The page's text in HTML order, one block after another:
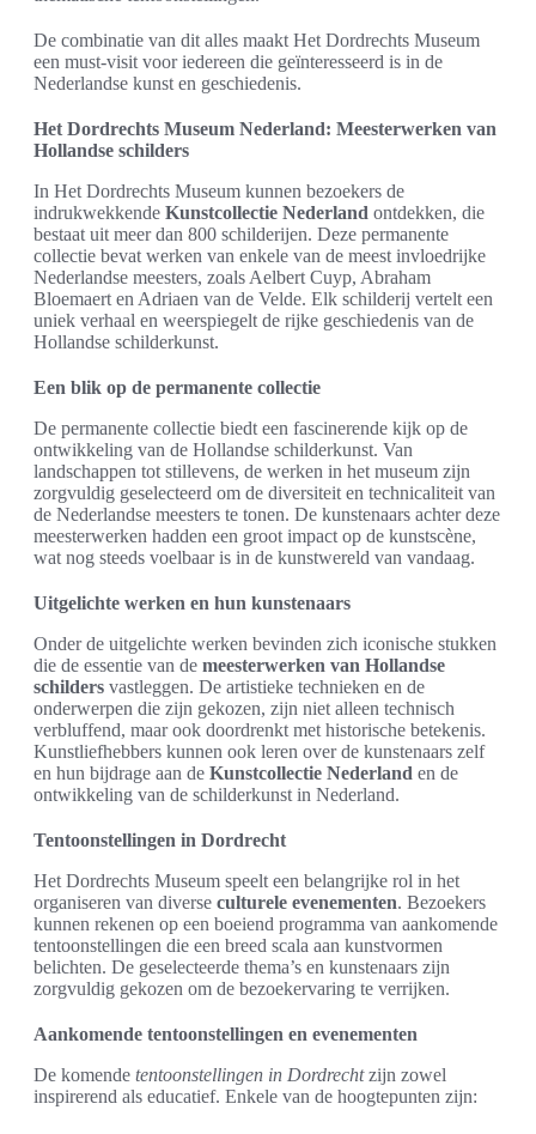
De combinatie van dit alles maakt Het Dordrechts Museum
een must-visit voor iedereen die geïnteresseerd is in de
Nederlandse kunst en geschiedenis.
Het Dordrechts Museum Nederland: Meesterwerken van
Hollandse schilders
In Het Dordrechts Museum kunnen bezoekers de
indrukwekkende Kunstcollectie Nederland ontdekken, die
bestaat uit meer dan 800 schilderijen. Deze permanente
collectie bevat werken van enkele van de meest invloedrijke
Nederlandse meesters, zoals Aelbert Cuyp, Abraham
Bloemaert en Adriaen van de Velde. Elk schilderij vertelt een
uniek verhaal en weerspiegelt de rijke geschiedenis van de
Hollandse schilderkunst.
Een blik op de permanente collectie
De permanente collectie biedt een fascinerende kijk op de
ontwikkeling van de Hollandse schilderkunst. Van
landschappen tot stillevens, de werken in het museum zijn
zorgvuldig geselecteerd om de diversiteit en technicaliteit van
de Nederlandse meesters te tonen. De kunstenaars achter deze
meesterwerken hadden een groot impact op de kunstscène,
wat nog steeds voelbaar is in de kunstwereld van vandaag.
Uitgelichte werken en hun kunstenaars
Onder de uitgelichte werken bevinden zich iconische stukken
die de essentie van de meesterwerken van Hollandse
schilders vastleggen. De artistieke technieken en de
onderwerpen die zijn gekozen, zijn niet alleen technisch
verbluffend, maar ook doordrenkt met historische betekenis.
Kunstliefhebbers kunnen ook leren over de kunstenaars zelf
en hun bijdrage aan de Kunstcollectie Nederland en de
ontwikkeling van de schilderkunst in Nederland.
Tentoonstellingen in Dordrecht
Het Dordrechts Museum speelt een belangrijke rol in het
organiseren van diverse culturele evenementen. Bezoekers
kunnen rekenen op een boeiend programma van aankomende
tentoonstellingen die een breed scala aan kunstvormen
belichten. De geselecteerde thema’s en kunstenaars zijn
zorgvuldig gekozen om de bezoekervaring te verrijken.
Aankomende tentoonstellingen en evenementen
De komende tentoonstellingen in Dordrechtzijn zowel
inspirerend als educatief. Enkele van de hoogtepunten zijn: